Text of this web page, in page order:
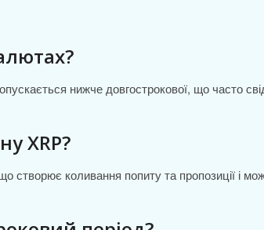
нижче довгострокової, що часто
XRP?
створює коливання попиту та пропозиції і